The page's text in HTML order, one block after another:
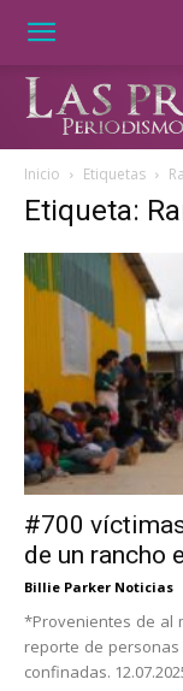
Inicio Etiquetas
Etiqueta:
#700
de un rancho
Billie Parker Noticias
*Provenientes de al
reporte de
confinadas.